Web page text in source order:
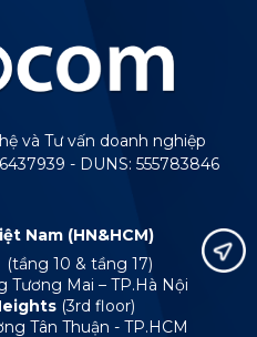
và Tư vấn doanh nghiệp
- DUNS: 555783846
Nam (HN&HCM)
(tầng 10 & tầng 17)
Tương Mai – TP.Hà Nội
(3rd floor)
Tân Thuận - TP.HCM